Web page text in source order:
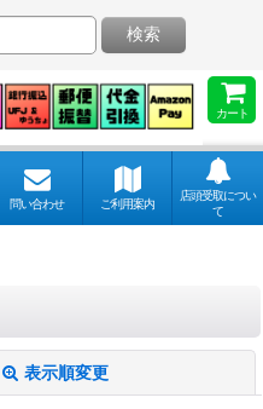
カート
検索
問い合わせ ご利用案内
店頭受取につい
て
表示順変更